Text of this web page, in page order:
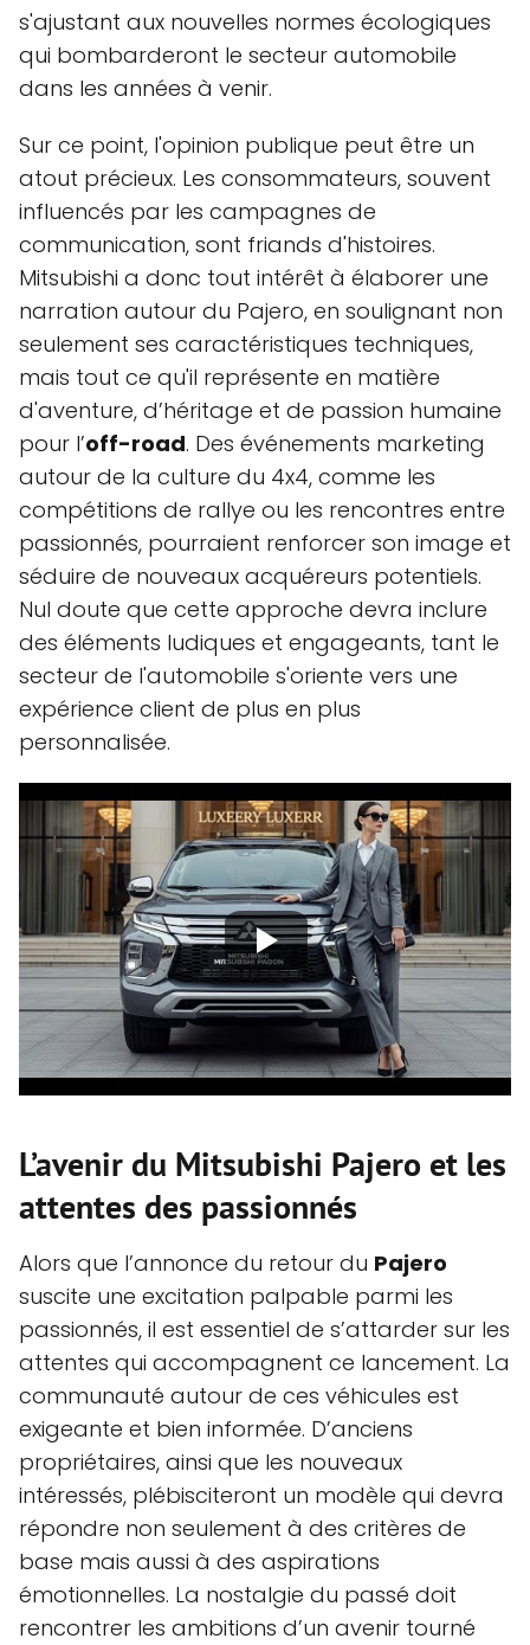
s'ajustant aux nouvelles normes écologiques
qui bombarderont le secteur automobile
dans les années à venir.
Sur ce point, l'opinion publique peut être un
atout précieux. Les consommateurs, souvent
influencés par les campagnes de
communication, sont friands d'histoires.
Mitsubishi a donc tout intérêt à élaborer une
narration autour du Pajero, en soulignant non
seulement ses caractéristiques techniques,
mais tout ce qu'il représente en matière
d'aventure, d’héritage et de passion humaine
pour l’off-road. Des événements marketing
autour de la culture du 4x4, comme les
compétitions de rallye ou les rencontres entre
passionnés, pourraient renforcer son image et
séduire de nouveaux acquéreurs potentiels.
Nul doute que cette approche devra inclure
des éléments ludiques et engageants, tant le
secteur de l'automobile s'oriente vers une
expérience client de plus en plus
personnalisée.
L’avenir du Mitsubishi Pajero et les
attentes des passionnés
Alors que l’annonce du retour du Pajero
suscite une excitation palpable parmi les
passionnés, il est essentiel de s’attarder sur les
attentes qui accompagnent ce lancement. La
communauté autour de ces véhicules est
exigeante et bien informée. D’anciens
propriétaires, ainsi que les nouveaux
intéressés, plébisciteront un modèle qui devra
répondre non seulement à des critères de
base mais aussi à des aspirations
émotionnelles. La nostalgie du passé doit
rencontrer les ambitions d’un avenir tourné